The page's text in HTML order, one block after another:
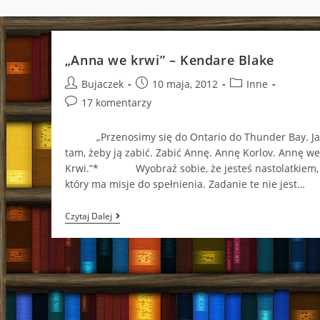
„Anna we krwi” – Kendare Blake
Post
author:
Bujaczek
Post
published:
10 maja, 2012
PostInne
Post17 komentarzy
„Przenosimy się do Ontario do Thunder Bay.
tam, żeby ją zabić. Zabić Annę. Annę Korlov. Annę we
Krwi.”* Wyobraź sobie, że jesteś nastolatkiem,
który ma misje do spełnienia. Zadanie te nie jest…
Czytaj Dalej„Anna
We
Krwi”
Kendare
Blake